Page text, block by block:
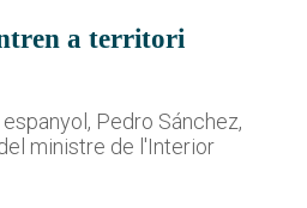
a territori
Pedro Sánchez,
ministre de l'Interior